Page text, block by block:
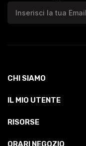
CHI SIAMO
IL MIO UTENTE
RISORSE
ORARI NEGOZIO